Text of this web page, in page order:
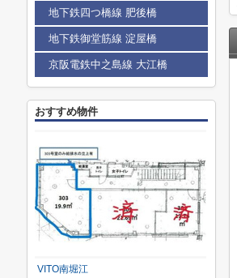
地下鉄四つ橋線 肥後橋
地下鉄御堂筋線 淀屋橋
京阪電鉄中之島線 大江橋
おすすめ物件
VITO南堀江